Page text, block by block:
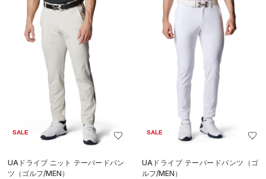
SALE
UAドライブ ニット テーパードパン
ツ（ゴルフ/MEN）
SALE
UAドライブ テーパードパンツ（ゴ
ルフ/MEN）